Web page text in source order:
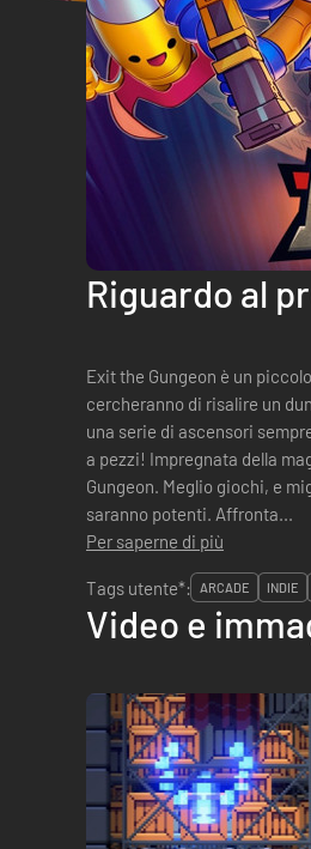
Riguardo al
Exit the Gungeon è un
cercheranno di risalire un
una serie di ascensori sempre più pericolosi. Il Gungeon è
a pezzi! Impregnata della
Gungeon. Meglio giochi, e
saranno potenti. Affronta...
Per saperne di più
Tags utente*:
ARCADE INDIE
Video e